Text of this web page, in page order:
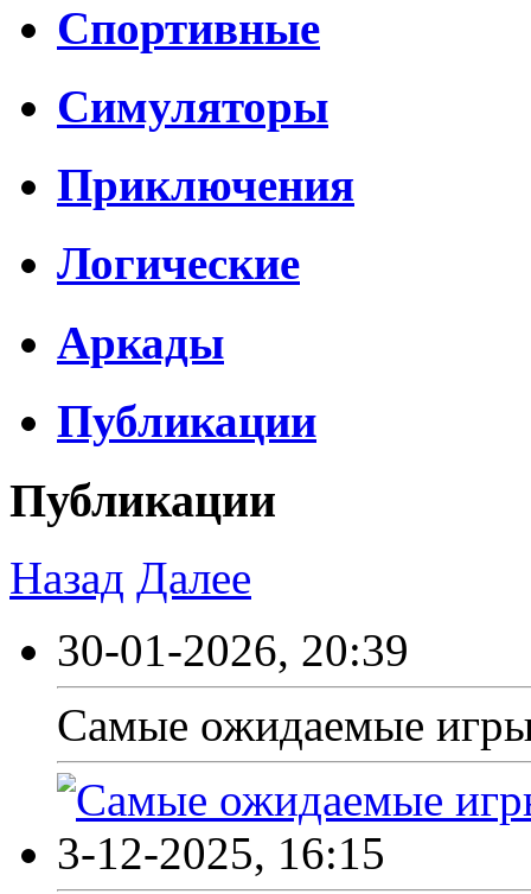
Спортивные
Симуляторы
Приключения
Логические
Аркады
Публикации
Публикации
Назад Далее
30-01-2026, 20:39
Самые ожидаемые игры
3-12-2025, 16:15